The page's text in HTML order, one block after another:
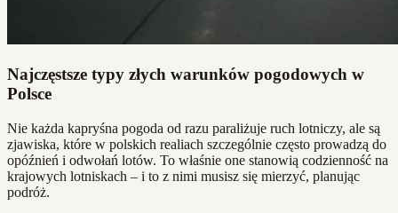
Najczęstsze typy złych warunków pogodowych w
Polsce
Nie każda kapryśna pogoda od razu paraliżuje ruch lotniczy, ale są
zjawiska, które w polskich realiach szczególnie często prowadzą do
opóźnień i odwołań lotów. To właśnie one stanowią codzienność na
krajowych lotniskach – i to z nimi musisz się mierzyć, planując
podróż.